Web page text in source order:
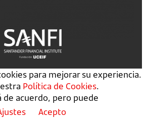
para mejorar su experiencia.
Política de Cookies.
de acuerdo, pero puede
Acepto